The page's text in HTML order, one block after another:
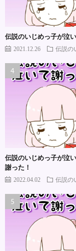
伝説のいじめっ子が
2021.12.26 伝説の
伝説のいじめっ子が泣
謝った！
2022.04.02 伝説の